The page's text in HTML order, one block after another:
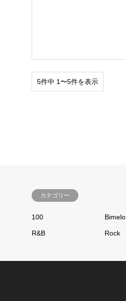
5件中 1〜5件を表示
カテゴリー
100 Bimelo
R&B Rock